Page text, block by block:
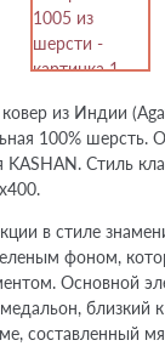
из Индии
100% шерсть.
KASHAN. Стиль
в стиле
фоном,
Основной
близкий
составленный